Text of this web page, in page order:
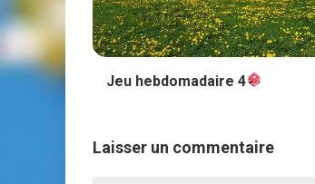
Jeu hebdomadaire 4
Laisser un commentaire